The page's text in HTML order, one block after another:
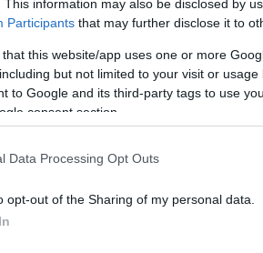
This information may also be disclosed by
Participants that may further disclose it to
that this website/app uses one or more
but not limited to your visit or
to Google and its third-party tags to use
consent section.
Data Processing Opt Outs
opt-out of the Sharing of my personal data.
6-3, 6-2), εκμεταλλευόμενη
πρώτο κομμάτι του ματς.